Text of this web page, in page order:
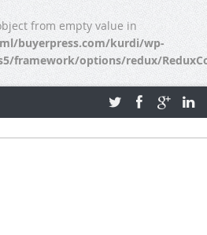
from empty value in
buyerpress.com/kurdi/wp-
framework/options/redux/